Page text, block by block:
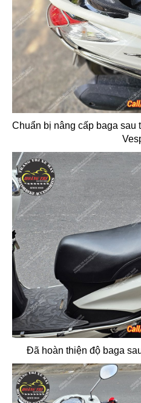
Chuẩn bị nâng cấp baga sau
Đã hoàn thiện độ baga